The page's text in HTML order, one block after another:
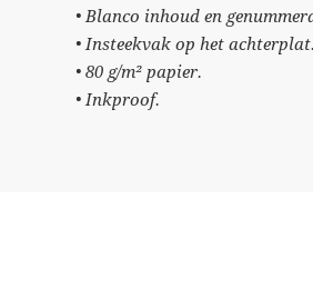
• Blanco inhoud en
• Insteekvak op het achterplat.
• 80 g/m² papier.
• Inkproof.